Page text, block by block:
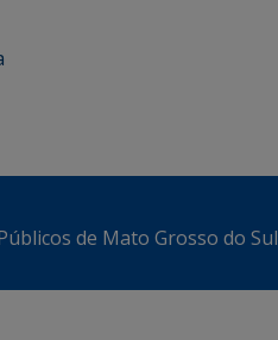
de Mato Grosso do Sul